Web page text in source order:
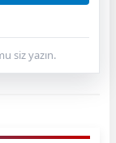
siz yazın.